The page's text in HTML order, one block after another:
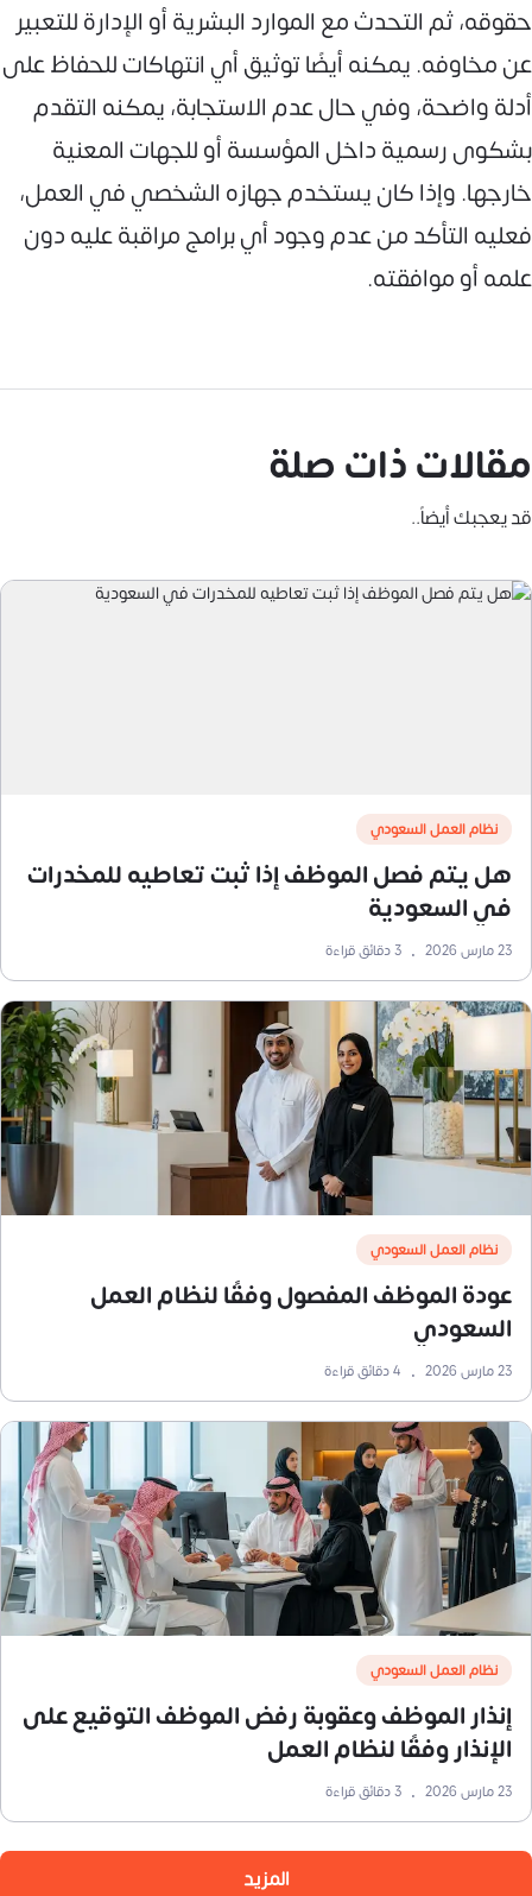
حقوقه، ثم التحدث مع الموارد البشرية أو الإدارة للتعبير
عن مخاوفه. يمكنه أيضًا توثيق أي انتهاكات للحفاظ على
أدلة واضحة، وفي حال عدم الاستجابة، يمكنه التقدم
بشكوى رسمية داخل المؤسسة أو للجهات المعنية
خارجها. وإذا كان يستخدم جهازه الشخصي في العمل،
فعليه التأكد من عدم وجود أي برامج مراقبة عليه دون
علمه أو موافقته.
مقالات ذات صلة
قد يعجبك أيضاً..
نظام العمل السعودي
هل يتم فصل الموظف إذا ثبت تعاطيه للمخدرات
في السعودية
23 مارس 2026 •
3دقائق قراءة
نظام العمل السعودي
عودة الموظف المفصول وفقًا لنظام العمل
السعودي
23 مارس 2026 •
4دقائق قراءة
نظام العمل السعودي
إنذار الموظف وعقوبة رفض الموظف التوقيع على
الإنذار وفقًا لنظام العمل
23 مارس 2026 •
3دقائق قراءة
المزيد